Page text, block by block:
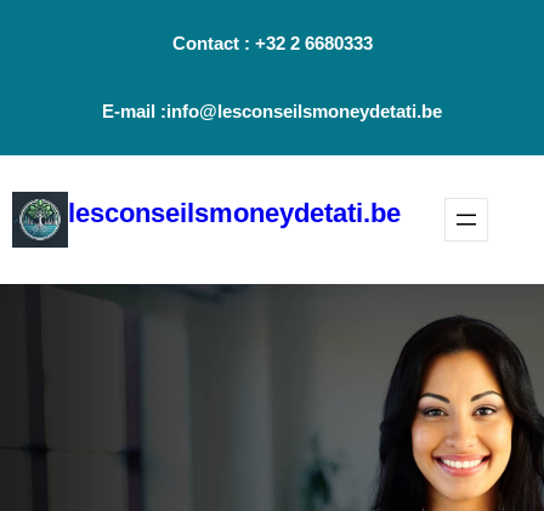
Contact : +32 2 6680333
E-mail :info@lesconseilsmoneydetati.be
lesconseilsmoneydetati.be